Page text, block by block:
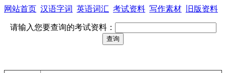
网站首页 汉语字词 英语词汇 考试资料 写作素材 旧版资料
请输入您要查询的考试资料：